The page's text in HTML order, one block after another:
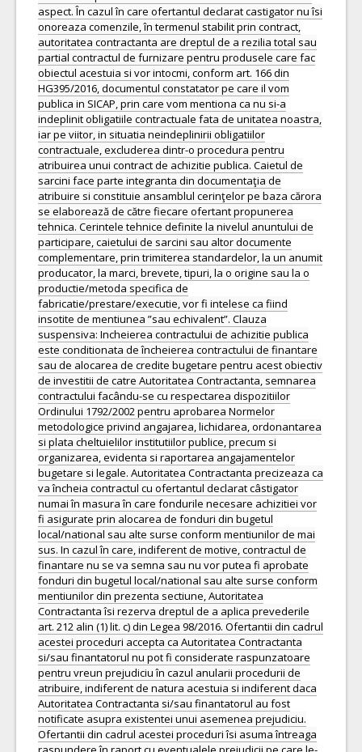
aspect. În cazul în care ofertantul declarat castigator nu îsi
onoreaza comenzile, în termenul stabilit prin contract,
autoritatea contractanta are dreptul de a rezilia total sau
partial contractul de furnizare pentru produsele care fac
obiectul acestuia si vor intocmi, conform art. 166 din
HG395/2016, documentul constatator pe care il vom
publica in SICAP, prin care vom mentiona ca nu si-a
indeplinit obligatiile contractuale fata de unitatea noastra,
iar pe viitor, in situatia neindeplinirii obligatiilor
contractuale, excluderea dintr-o procedura pentru
atribuirea unui contract de achizitie publica. Caietul de
sarcini face parte integranta din documentaţia de
atribuire si constituie ansamblul cerinţelor pe baza cărora
se elaborează de către fiecare ofertant propunerea
tehnica. Cerintele tehnice definite la nivelul anuntului de
participare, caietului de sarcini sau altor documente
complementare, prin trimiterea standardelor, la un anumit
producator, la marci, brevete, tipuri, la o origine sau la o
productie/metoda specifica de
fabricatie/prestare/executie, vor fi intelese ca fiind
insotite de mentiunea ”sau echivalent”. Clauza
suspensiva: Incheierea contractului de achizitie publica
este conditionata de încheierea contractului de finantare
sau de alocarea de credite bugetare pentru acest obiectiv
de investitii de catre Autoritatea Contractanta, semnarea
contractului facându-se cu respectarea dispozitiilor
Ordinului 1792/2002 pentru aprobarea Normelor
metodologice privind angajarea, lichidarea, ordonantarea
si plata cheltuielilor institutiilor publice, precum si
organizarea, evidenta si raportarea angajamentelor
bugetare si legale. Autoritatea Contractanta precizeaza ca
va încheia contractul cu ofertantul declarat câstigator
numai în masura în care fondurile necesare achizitiei vor
fi asigurate prin alocarea de fonduri din bugetul
local/national sau alte surse conform mentiunilor de mai
sus. In cazul în care, indiferent de motive, contractul de
finantare nu se va semna sau nu vor putea fi aprobate
fonduri din bugetul local/national sau alte surse conform
mentiunilor din prezenta sectiune, Autoritatea
Contractanta îsi rezerva dreptul de a aplica prevederile
art. 212 alin (1) lit. c) din Legea 98/2016. Ofertantii din cadrul
acestei proceduri accepta ca Autoritatea Contractanta
si/sau finantatorul nu pot fi considerate raspunzatoare
pentru vreun prejudiciu în cazul anularii procedurii de
atribuire, indiferent de natura acestuia si indiferent daca
Autoritatea Contractanta si/sau finantatorul au fost
notificate asupra existentei unui asemenea prejudiciu.
Ofertantii din cadrul acestei proceduri îsi asuma întreaga